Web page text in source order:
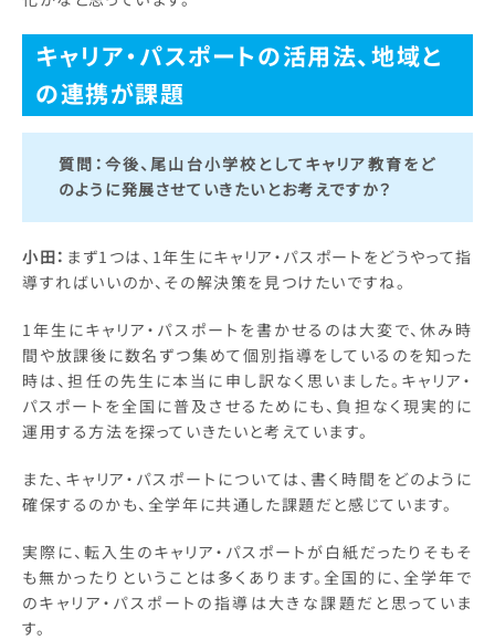
キャリア・パスポートの活用法、地域と
の連携が課題
質問： 今後、尾山台小学校としてキャリア教育をど
のように発展させていきたいとお考えですか？
小田： まず1つは、1年生にキャリア・パスポートをどうやって指
導すればいいのか、その解決策を見つけたいですね。
1年生にキャリア・パスポートを書かせるのは大変で、休み時
間や放課後に数名ずつ集めて個別指導をしているのを知った
時は、担任の先生に本当に申し訳なく思いました。キャリア・
パスポートを全国に普及させるためにも、負担なく現実的に
運用する方法を探っていきたいと考えています。
また、キャリア・パスポートについては、書く時間をどのように
確保するのかも、全学年に共通した課題だと感じています。
実際に、転入生のキャリア・パスポートが白紙だったりそもそ
も無かったりということは多くあります。全国的に、全学年で
のキャリア・パスポートの指導は大きな課題だと思っていま
す。